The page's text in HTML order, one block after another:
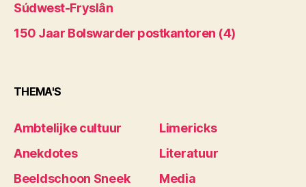
Súdwest-Fryslân
150 Jaar Bolswarder postkantoren (4)
THEMA'S
Ambtelijke cultuur
Anekdotes
Beeldschoon Sneek
Limericks
Literatuur
Media